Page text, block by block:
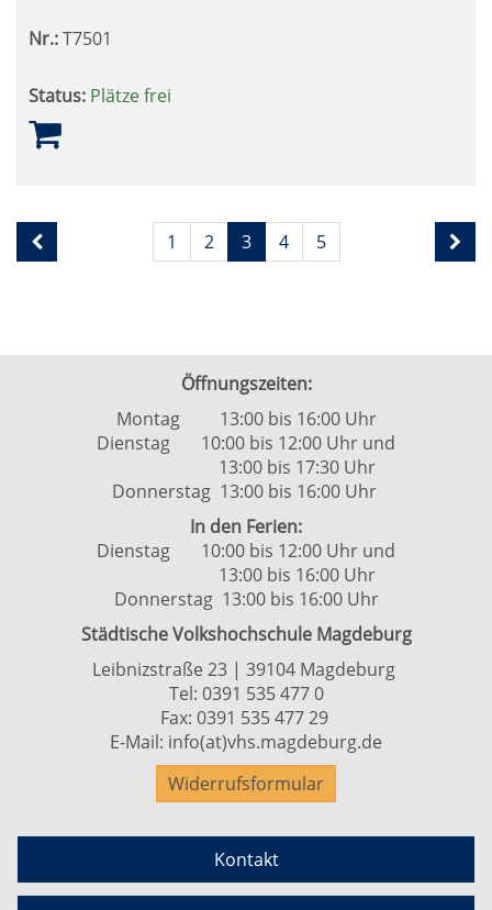
Nr.:T7501
Status: Plätze frei
Seite
3
Seiten
blättern
1 2 3 4 5
Öffnungszeiten:
Montag 13:00 bis 16:00 Uhr
Dienstag 10:00 bis 12:00 Uhr und
13:00 bis 17:30 Uhr
Donnerstag 13:00 bis 16:00 Uhr
In den Ferien:
Dienstag 10:00 bis 12:00 Uhr und
13:00 bis 16:00 Uhr
Donnerstag 13:00 bis 16:00 Uhr
Städtische Volkshochschule Magdeburg
Leibnizstraße 23 | 39104 Magdeburg
Tel: 0391 535 477 0
Fax: 0391 535 477 29
E-Mail: info(at)vhs.magdeburg.de
Widerrufsformular
Kontakt